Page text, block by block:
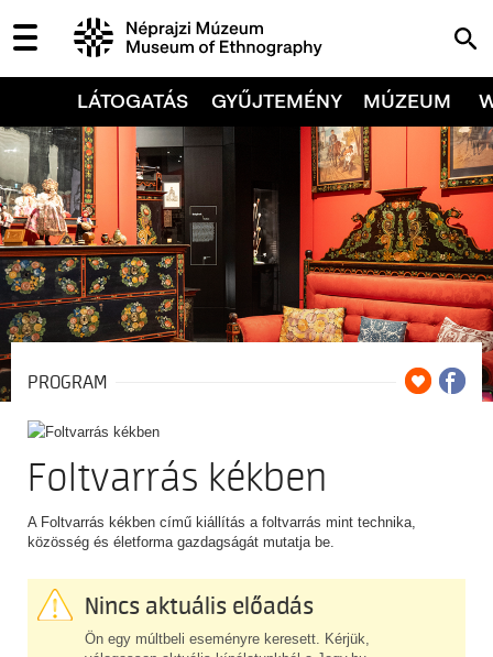
LÁTOGATÁS GYŰJTEMÉNY MÚZEUM
PROGRAM
Foltvarrás kékben
A Foltvarrás kékben című kiállítás a foltvarrás mint technika,
közösség és életforma gazdagságát mutatja be.
Nincs aktuális előadás
Ön egy múltbeli eseményre keresett. Kérjük,